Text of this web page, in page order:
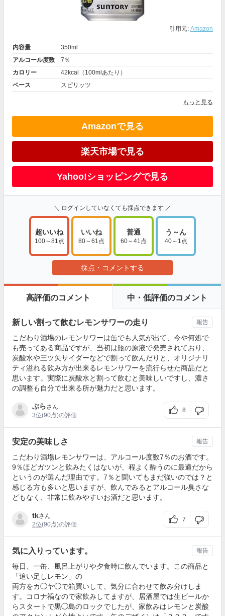
引用元: Amazon
内容量
350ml
アルコール度数
7％
カロリー
42kcal（100mlあたり）
ベース
スピリッツ
もっと見る
Amazonで見る
楽天市場で見る
Yahoo!ショッピングで見る
＼ ログインしていなくても採点できます ／
超いいね
100～81点
いいね
80～61点
普通
60～41点
う～ん
40～1点
採点・コメントする
高評価のコメント 中・低評価のコメント
新しい割って飲むレモンサワーの走り
こだわり酒場のレモンサワーは缶でも人気が出て、今や何処で
も売ってある商品ですが、当初は瓶の原液で発売されており、
炭酸水や三ツ矢サイダーなどで割って飲んだりと、オリジナリ
ティ溢れる飲み方が出来るレモンサワーを流行らせた商品だと
思います。実際に炭酸水と割って飲むと美味しいですし、濃さ
の調整も自分で出来る所が魅力だと思います。
ぶらさん
3位(90点)の評価
8
報告
安定の美味しさ
こだわり酒場レモンサワーは、アルコール度数7％のお酒です。
9％ほどガツンと飲みたくはないが、程よく酔うのに最適だから
というのが選んだ理由です。7％と聞いてもまだ強いのでは？と
感じる方も多いと思いますが、飲んでみるとアルコール臭さな
どもなく、非常に飲みやすいお酒だと思います。
tkさん
2位(90点)の評価
7
報告
気に入りっています。
毎日、一缶、風呂上がりや夕食時に飲んでいます。この商品と
「追い足しレモン」の
両方をカ◯ヤ◯で箱買いして、気分に合わせて飲み分けしま
す。コロナ禍なので家飲みしてますが、居酒屋では生ビールか
らスタートで黒◯島のロックでしたが、家飲みはレモンと炭酸
報告